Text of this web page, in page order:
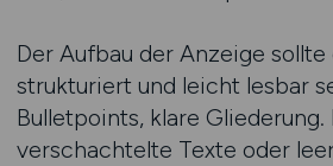
Der Aufbau der Anzeige
strukturiert und leicht lesbar
Bulletpoints, klare
verschachtelte Texte oder